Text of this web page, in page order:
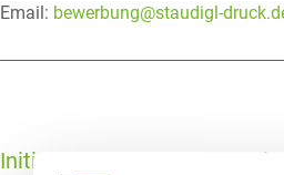
Email: bewerbung@staudigl-
Initiativbewerbung /